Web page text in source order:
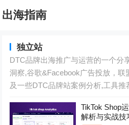
出海指南
独立站
DTC品牌出海推广与运营的一个分
洞察,谷歌&Facebook广告投放，联
及一些DTC品牌站案例分析,工具推
TikTok Shop
解析与实战技